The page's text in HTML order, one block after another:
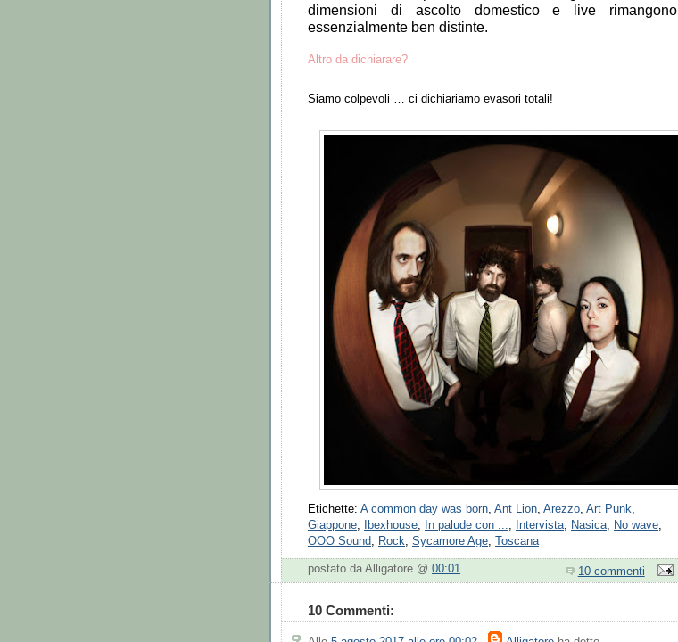
dimensioni di ascolto domestico e live rimangono
essenzialmente ben distinte.
Altro da dichiarare?
Siamo colpevoli … ci dichiariamo evasori totali!
Etichette: A common day was born, Ant Lion, Arezzo, Art Punk,
Giappone, Ibexhouse, In palude con ..., Intervista, Nasica, No wave,
OOO Sound, Rock, Sycamore Age, Toscana
postato da Alligatore @ 00:01 10 commenti
10 Commenti: